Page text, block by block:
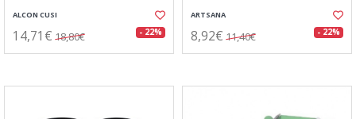
ALCON CUSI
14,71€ 18,80€ - 22%
ARTSANA
8,92€ 11,40€ - 22%